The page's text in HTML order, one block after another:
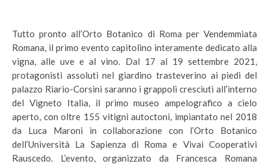
Tutto pronto all’Orto Botanico di Roma per Vendemmiata
Romana, il primo evento capitolino interamente dedicato alla
vigna, alle uve e al vino. Dal 17 al 19 settembre 2021,
protagonisti assoluti nel giardino trasteverino ai piedi del
palazzo Riario-Corsini saranno i grappoli cresciuti all’interno
del Vigneto Italia, il primo museo ampelografico a cielo
aperto, con oltre 155 vitigni autoctoni, impiantato nel 2018
da Luca Maroni in collaborazione con l’Orto Botanico
dell’Università La Sapienza di Roma e Vivai Cooperativi
Rauscedo. L’evento, organizzato da Francesca Romana